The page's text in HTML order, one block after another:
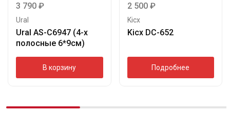
3 790 ₽
Ural
Ural AS-C6947 (4-х
полосные 6*9см)
В корзину
2 500 ₽
Kicx
Kicx DC-652
Подробнее